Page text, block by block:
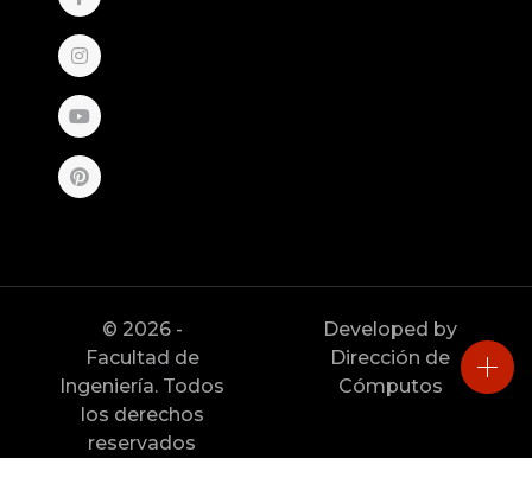
© 2026 -
Facultad de
Ingeniería. Todos
los derechos
reservados
Developed by
Dirección de
Cómputos